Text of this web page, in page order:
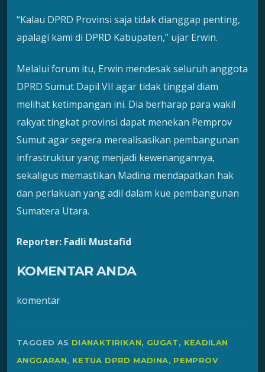
“Kalau DPRD Provinsi saja tidak dianggap penting,
apalagi kami di DPRD Kabupaten,” ujar Erwin.
Melalui forum itu, Erwin mendesak seluruh anggota
DPRD Sumut Dapil VII agar tidak tinggal diam
melihat ketimpangan ini. Dia berharap para wakil
rakyat tingkat provinsi dapat menekan Pemprov
Sumut agar segera merealisasikan pembangunan
infrastruktur yang menjadi kewenangannya,
sekaligus memastikan Madina mendapatkan hak
dan perlakuan yang adil dalam kue pembangunan
Sumatera Utara.
Reporter: Fadli Mustafid
KOMENTAR ANDA
komentar
TAGGED AS DIANAKTIRIKAN, GUGAT, KEADILAN
ANGGARAN, KETUA DPRD MADINA, PEMPROV